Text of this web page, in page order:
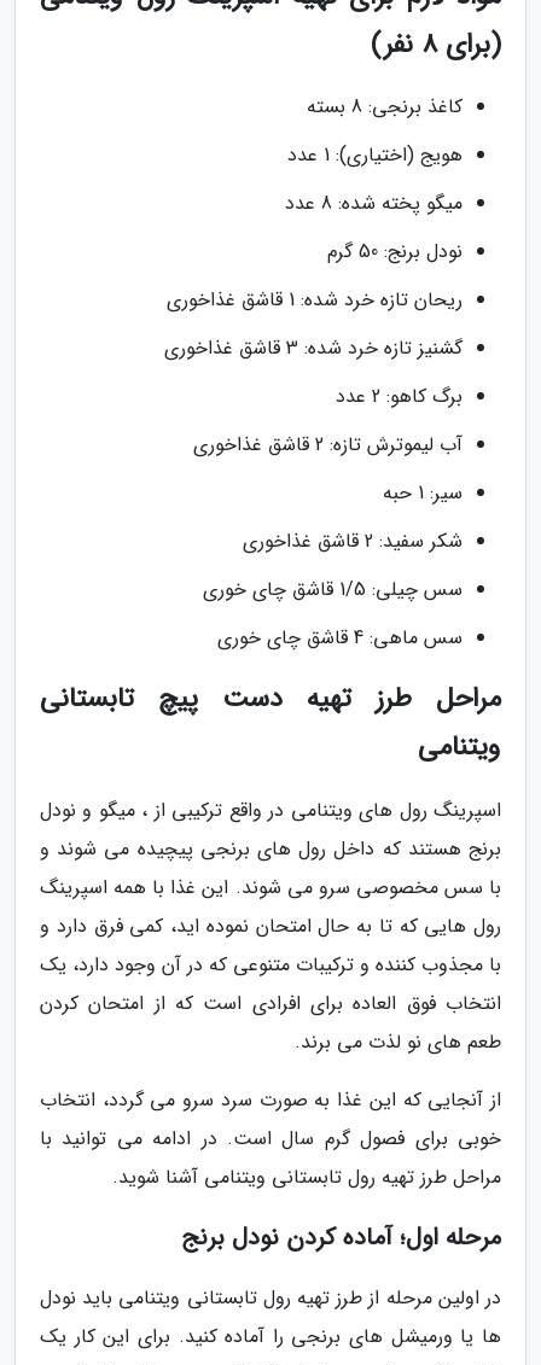
(برای 8 نفر)
کاغذ برنجی: 8 بسته
هویج (اختیاری): 1 عدد
میگو پخته شده: 8 عدد
نودل برنج: 50 گرم
ریحان تازه خرد شده: 1 قاشق غذاخوری
گشنیز تازه خرد شده: 3 قاشق غذاخوری
برگ کاهو: 2 عدد
آب لیموترش تازه: 2 قاشق غذاخوری
سیر: 1 حبه
شکر سفید: 2 قاشق غذاخوری
سس چیلی: 1/5 قاشق چای خوری
سس ماهی: 4 قاشق چای خوری
مراحل طرز تهیه دست پیچ تابستانی
ویتنامی
اسپرینگ رول های ویتنامی در واقع ترکیبی از ، میگو و نودل
برنج هستند که داخل رول های برنجی پیچیده می شوند و
با سس مخصوصی سرو می شوند. این غذا با همه اسپرینگ
رول هایی که تا به حال امتحان نموده اید، کمی فرق دارد و
با مجذوب کننده و ترکیبات متنوعی که در آن وجود دارد، یک
انتخاب فوق العاده برای افرادی است که از امتحان کردن
طعم های نو لذت می برند.
از آنجایی که این غذا به صورت سرد سرو می گردد، انتخاب
خوبی برای فصول گرم سال است. در ادامه می توانید با
مراحل طرز تهیه رول تابستانی ویتنامی آشنا شوید.
مرحله اول؛ آماده کردن نودل برنج
در اولین مرحله از طرز تهیه رول تابستانی ویتنامی باید نودل
ها یا ورمیشل های برنجی را آماده کنید. برای این کار یک